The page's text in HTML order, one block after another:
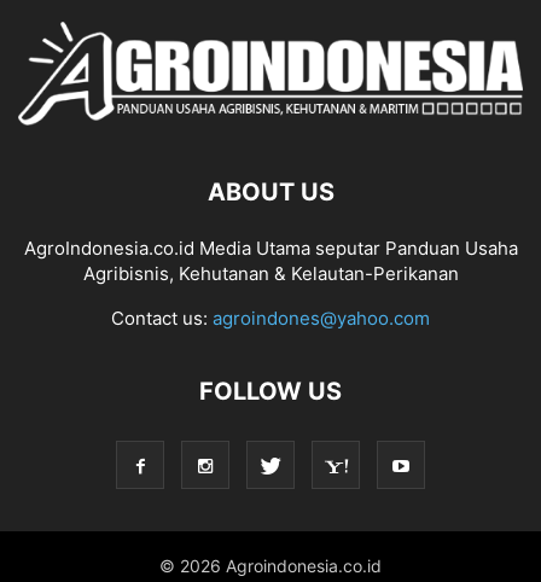
ABOUT US
AgroIndonesia.co.id Media Utama seputar Panduan Usaha
Agribisnis, Kehutanan & Kelautan-Perikanan
Contact us: agroindones@yahoo.com
FOLLOW US
© 2026 Agroindonesia.co.id